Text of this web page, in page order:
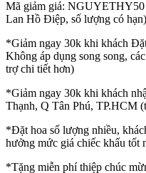
Mã giảm giá: NGUYETHY50
Lan Hồ Điệp, số lượng có hạn)
*Giảm ngay 30k khi khách
Không áp dụng song song,
trợ chi tiết hơn)
*Giảm ngay 30k khi khách
Thạnh, Q Tân Phú, TP.HCM
*Đặt hoa số lượng nhiều,
hưởng mức giá chiếc khấu tốt
*Tặng miễn phí thiệp chúc